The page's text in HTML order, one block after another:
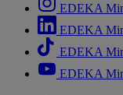
EDEKA
EDEKA
EDEKA
EDEKA